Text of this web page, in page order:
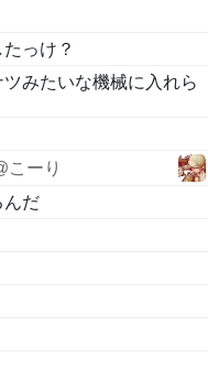
っけ？
みたいな機械に入れら
こーり
んだ